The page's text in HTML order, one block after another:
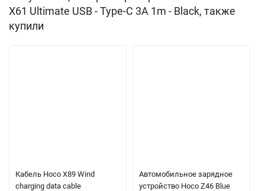
X61 Ultimate USB - Type-C 3A 1m - Black, также
купили
Кабель Hoco X89 Wind
charging data cable
Автомобильное зарядное
устройство Hoco Z46 Blue